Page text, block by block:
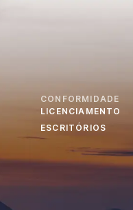
CONFORMIDADE
LICENCIAMENTO
ESCRITÓRIOS